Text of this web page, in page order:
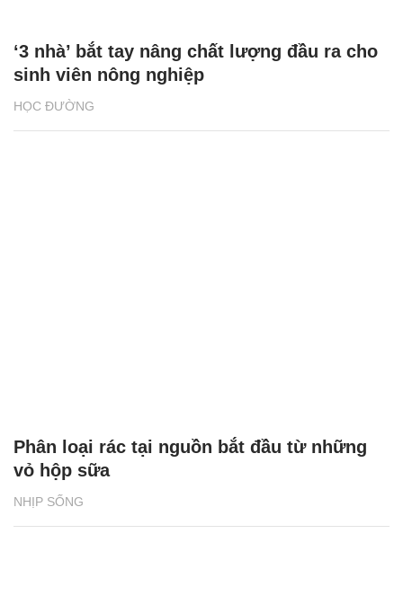
HỌC ĐƯỜNG
‘3 nhà’ bắt tay nâng chất lượng đầu ra cho
sinh viên nông nghiệp
NHỊP SỐNG
Phân loại rác tại nguồn bắt đầu từ những
vỏ hộp sữa